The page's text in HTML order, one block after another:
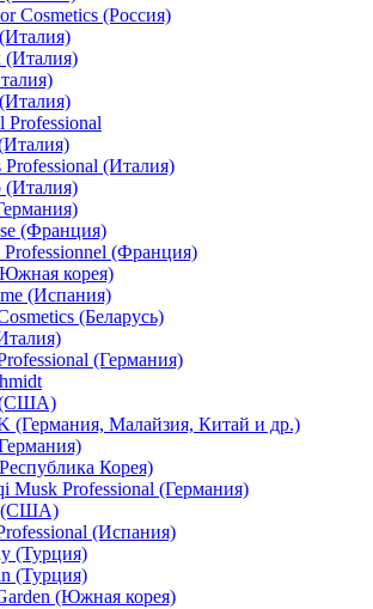
Cosmetics (Россия)
(Италия)
Professional
Professional (Италия)
(Италия)
(Франция)
(Франция)
корея)
(Испания)
(Беларусь)
(Германия)
(США)
(Германия, Малайзия, Китай и др.)
Корея)
Musk Professional (Германия)
(США)
(Испания)
(Турция)
(Турция)
(Южная корея)